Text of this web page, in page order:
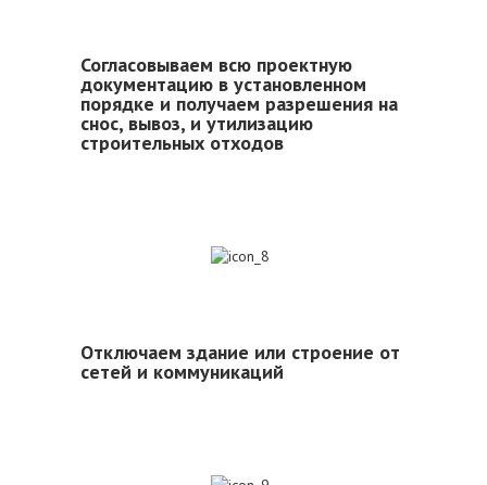
Согласовываем всю проектную
документацию в установленном
порядке и получаем разрешения на
снос, вывоз, и утилизацию
строительных отходов
Отключаем здание или строение от
сетей и коммуникаций